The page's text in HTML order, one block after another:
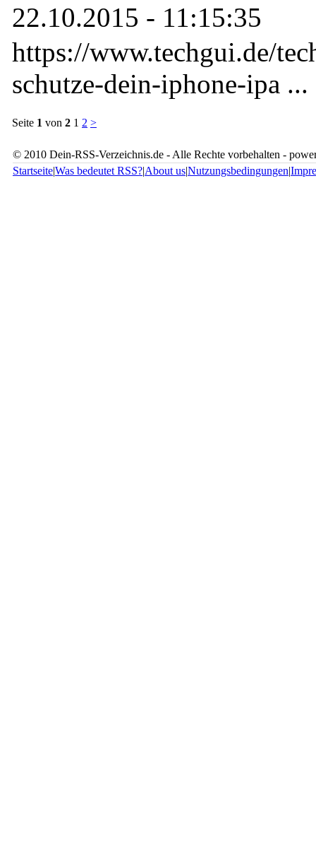
22.10.2015 - 11:15:35
https://www.techgui.de/
schutze-dein-iphone-ipa ...
Seite 1 von 2 1 2 >
© 2010 Dein-RSS-Verzeichnis.de - Alle Rechte vorbehalten -
Startseite|Was bedeutet RSS?|About us|Nutzungsbedingungen|